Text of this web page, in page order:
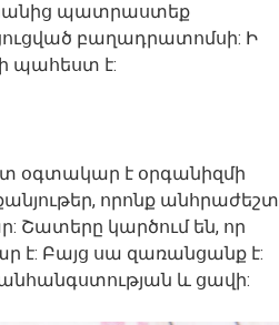
պատրաստեք
բաղադրատոմսի: Ի
պահեստ է:
օգտակար է օրգանիզմի
որոնք անհրաժեշտ
Շատերը կարծում են, որ
է: Բայց սա զառանցանք է:
և ցավի: